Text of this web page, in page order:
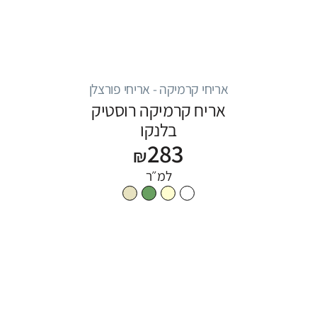
אריחי קרמיקה - אריחי פורצלן
אריח קרמיקה רוסטיק
בלנקו
₪283
למ״ר